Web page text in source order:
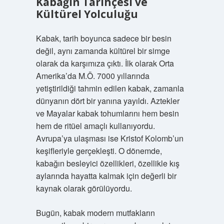
Kültürel Yolculuğu
Kabak, tarih boyunca sadece bir besin
değil, aynı zamanda kültürel bir simge
olarak da karşımıza çıktı. İlk olarak Orta
Amerika’da M.Ö. 7000 yıllarında
yetiştirildiği tahmin edilen kabak, zamanla
dünyanın dört bir yanına yayıldı. Aztekler
ve Mayalar kabak tohumlarını hem besin
hem de ritüel amaçlı kullanıyordu.
Avrupa’ya ulaşması ise Kristof Kolomb’un
keşifleriyle gerçekleşti. O dönemde,
kabağın besleyici özellikleri, özellikle kış
aylarında hayatta kalmak için değerli bir
kaynak olarak görülüyordu.
Bugün, kabak modern mutfakların